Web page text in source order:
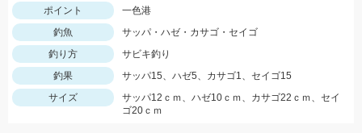
ポイント
一色港
釣魚
サッパ・ハゼ・カサゴ・セイゴ
釣り方
サビキ釣り
釣果
サッパ15、ハゼ5、カサゴ1、セイゴ15
サイズ
サッパ12ｃｍ、ハゼ10ｃｍ、カサゴ22ｃｍ、セイ
ゴ20ｃｍ